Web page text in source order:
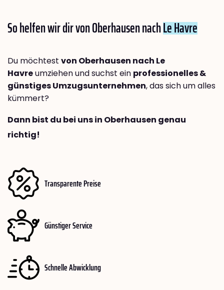
So helfen wir dir von Oberhausen nachLe Havre
Du möchtest von Oberhausen nach Le
Havreumziehen und suchst ein professionelles &
günstiges Umzugsunternehmen, das sich um alles
kümmert?
Dann bist du bei uns in Oberhausen genau
richtig!
Transparente Preise
Günstiger Service
Schnelle Abwicklung